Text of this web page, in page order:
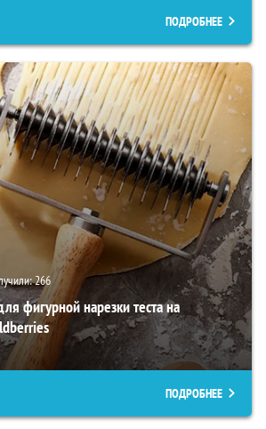
ПОДРОБНЕЕ
266
фигурной нарезки теста на
ПОДРОБНЕЕ